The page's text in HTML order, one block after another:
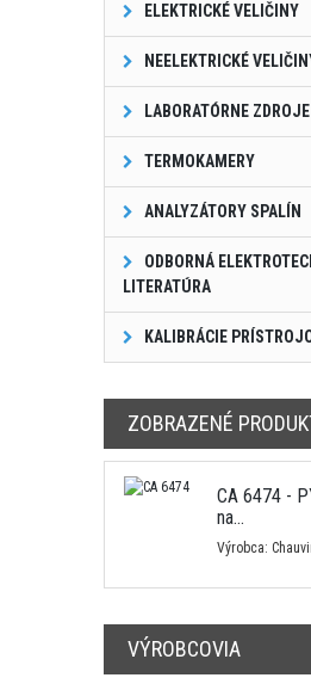
ELEKTRICKÉ VELIČINY
NEELEKTRICKÉ
LABORATÓRNE ZDROJE
TERMOKAMERY
ANALYZÁTORY SPALÍN
ODBORNÁ
LITERATÚRA
KALIBRÁCIE
ZOBRAZENÉ
CA 6474 -
na...
Výrobca:
VÝROBCOVIA